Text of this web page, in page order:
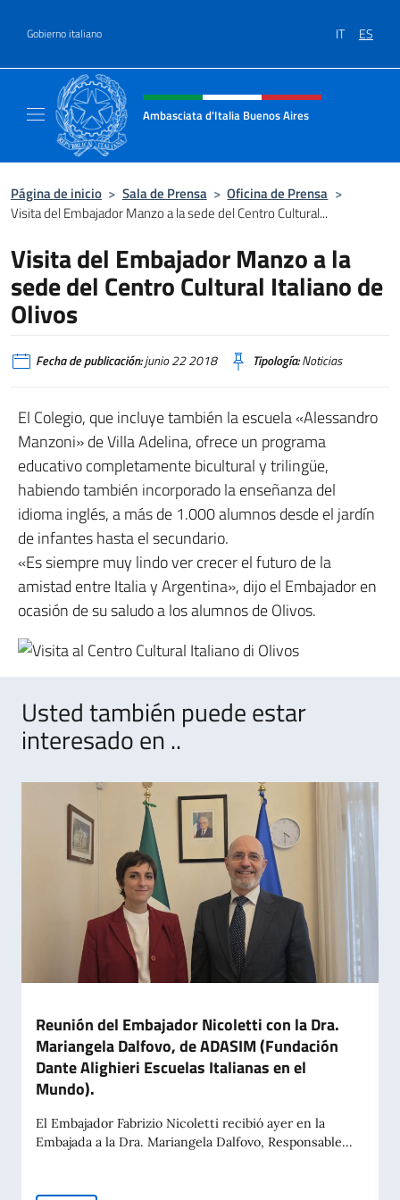
Gobierno italiano IT ES
Encabezado del sitio web,
Ambasciata d'Italia Buenos Aires
Página de inicio > Sala de Prensa > Oficina de Prensa >
Visita del Embajador Manzo a la sede del Centro Cultural...
Visita del Embajador Manzo a la
sede del Centro Cultural Italiano de
Olivos
Fecha de publicación:junio 22 2018 Tipología:Noticias
El Colegio, que incluye también la escuela «Alessandro
Manzoni» de Villa Adelina, ofrece un programa
educativo completamente bicultural y trilingüe,
habiendo también incorporado la enseñanza del
idioma inglés, a más de 1.000 alumnos desde el jardín
de infantes hasta el secundario.
«Es siempre muy lindo ver crecer el futuro de la
amistad entre Italia y Argentina», dijo el Embajador en
ocasión de su saludo a los alumnos de Olivos.
Usted también puede estar
interesado en ..
Reunión del Embajador Nicoletti con la Dra.
Mariangela Dalfovo, de ADASIM (Fundación
Dante Alighieri Escuelas Italianas en el
Mundo).
El Embajador Fabrizio Nicoletti recibió ayer en la
Embajada a la Dra. Mariangela Dalfovo, Responsable...